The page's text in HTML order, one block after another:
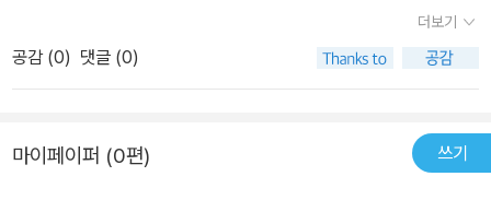
가라.'그것은 일종의 재앙 예언 같은 것이었지만 누구도 미리 그 뜻을
알지 못했다. (내가 아무리 스포에 개의치 않고 리뷰를 쓴다지만 이런
겨자먹기로 어쩔 수 없이 방을 치우기 시작하고.... 그러나 그곳을 떠
나는 파리부부에게 더욱 화려한 천국이 펼쳐지는데 그곳은.....ㅋㅋㅋ
대충 한 귀로 듣고 흘려보낸다. 내 생각, 내 행동대로 하는 것이 편하
고 좋다. 곁에 따끔한 충고를 해 주는 사람도 없어진다. 그때가 바로
위기다. 새로운 시각, 새로운 시선, 새로운 관점을 얻기 위해 대가를
어나기 위한 시도를 해야 한다. 그러던 중에 파리 신부를 만났다. 어
더보기
공감 (0) 댓글 (0)
마이페이퍼 (0편) 쓰기